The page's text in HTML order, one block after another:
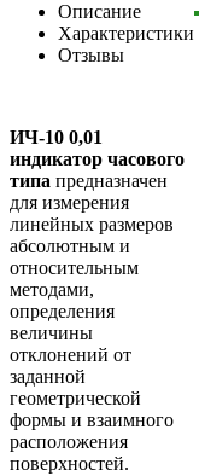
Описание
Характеристики
Отзывы
ИЧ-10 0,01
индикатор часового
типа предназначен
для измерения
линейных размеров
абсолютным и
относительным
методами,
определения
величины
отклонений от
заданной
геометрической
формы и взаимного
расположения
поверхностей.